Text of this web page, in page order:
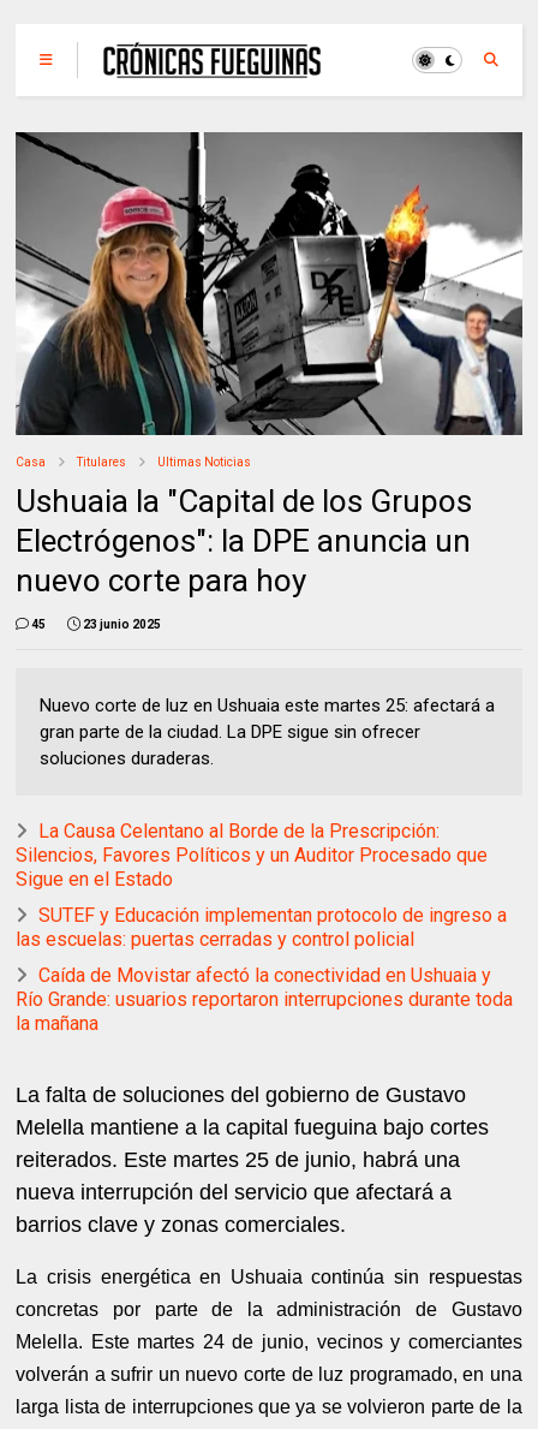
Casa Titulares Ultimas Noticias
Ushuaia la "Capital de los Grupos
Electrógenos": la DPE anuncia un
nuevo corte para hoy
45 23 junio 2025
Nuevo corte de luz en Ushuaia este martes 25: afectará a
gran parte de la ciudad. La DPE sigue sin ofrecer
soluciones duraderas.
La Causa Celentano al Borde de la Prescripción:
Silencios, Favores Políticos y un Auditor Procesado que
Sigue en el Estado
SUTEF y Educación implementan protocolo de ingreso a
las escuelas: puertas cerradas y control policial
Caída de Movistar afectó la conectividad en Ushuaia y
Río Grande: usuarios reportaron interrupciones durante toda
la mañana
La falta de soluciones del gobierno de Gustavo
Melella mantiene a la capital fueguina bajo cortes
reiterados. Este martes 25 de junio, habrá una
nueva interrupción del servicio que afectará a
barrios clave y zonas comerciales.
La crisis energética en Ushuaia continúa sin respuestas
concretas por parte de la administración de Gustavo
Melella. Este martes 24 de junio, vecinos y comerciantes
volverán a sufrir un nuevo corte de luz programado, en una
larga lista de interrupciones que ya se volvieron parte de la